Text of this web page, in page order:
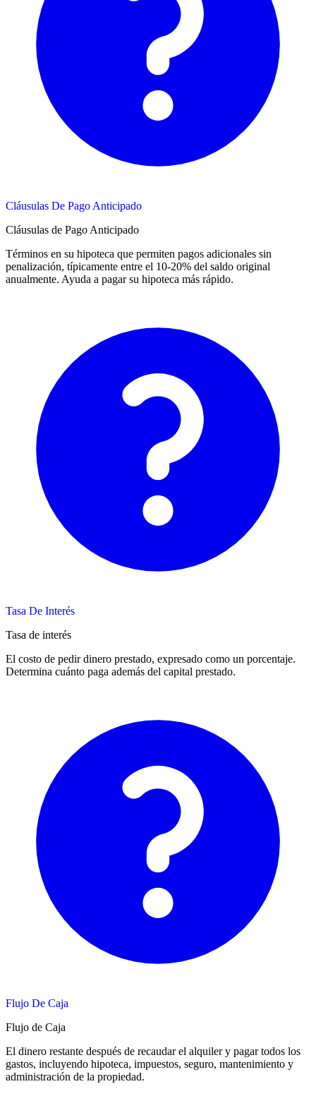
Cláusulas De Pago Anticipado
Cláusulas de Pago Anticipado
Términos en su hipoteca que permiten pagos adicionales sin
penalización, típicamente entre el 10-20% del saldo original
anualmente. Ayuda a pagar su hipoteca más rápido.
Tasa De Interés
Tasa de interés
El costo de pedir dinero prestado, expresado como un porcentaje.
Determina cuánto paga además del capital prestado.
Flujo De Caja
Flujo de Caja
El dinero restante después de recaudar el alquiler y pagar todos los
gastos, incluyendo hipoteca, impuestos, seguro, mantenimiento y
administración de la propiedad.